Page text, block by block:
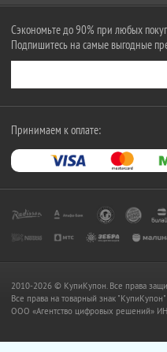
Сэкономьте до 90% при любых
Подпишитесь на самые выгодные
Принимаем к оплате:
2010-2026 © КупиКупон. Все права
Все права на товарный знак
OOO «Агентство цифровых решений»